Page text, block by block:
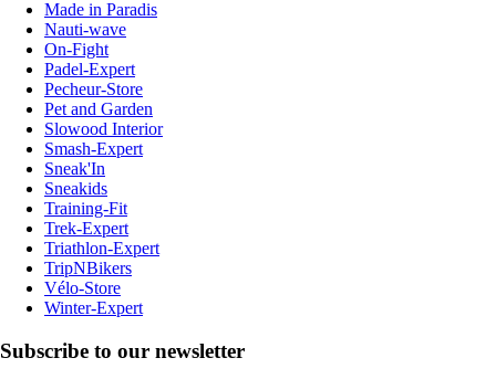
Made in Paradis
Nauti-wave
On-Fight
Padel-Expert
Pecheur-Store
Pet and Garden
Slowood Interior
Smash-Expert
Sneak'In
Sneakids
Training-Fit
Trek-Expert
Triathlon-Expert
TripNBikers
Vélo-Store
Winter-Expert
Subscribe to our newsletter